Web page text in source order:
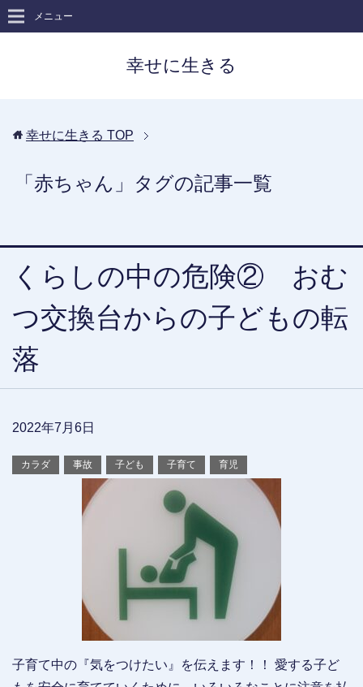
幸せに生きる
メニュー
幸せに生きる TOP
「赤ちゃん」タグの記事一覧
くらしの中の危険② おむ
つ交換台からの子どもの転
落
2022年7月6日
カラダ 事故 子ども 子育て 育児
子育て中の『気をつけたい』を伝えます！！ 愛する子ど